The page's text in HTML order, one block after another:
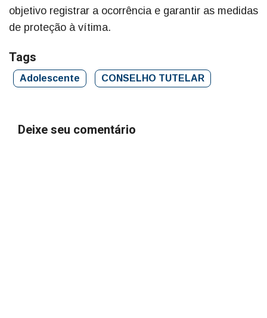
objetivo registrar a ocorrência e garantir as medidas
de proteção à vítima.
Tags
Adolescente CONSELHO TUTELAR
Deixe seu comentário